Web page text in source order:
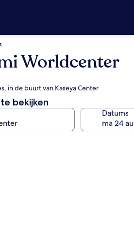
Worldcenter
in de buurt van Kaseya Center
bekijken
Datums